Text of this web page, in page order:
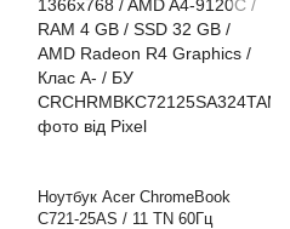
Ноутбук Acer ChromeBook
C721-25AS / 11 TN 60Гц